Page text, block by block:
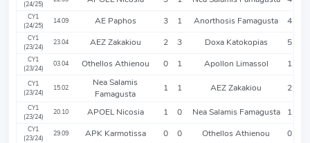
(24/25)
CY1
(24/25)
14.09 AE Paphos 3 1 Anorthosis Famagusta 4
CY1
(23/24)
23.04 AEZ Zakakiou 2 3 Doxa Katokopias 5
CY1
(23/24)
03.04 Othellos Athienou 0 1 Apollon Limassol 1
CY1
(23/24)
15.02
Nea Salamis
Famagusta
1 1 AEZ Zakakiou 2
CY1
(23/24)
20.10 APOEL Nicosia 1 0 Nea Salamis Famagusta 1
CY1
(23/24)
29.09 APK Karmotissa 0 0 Othellos Athienou 0